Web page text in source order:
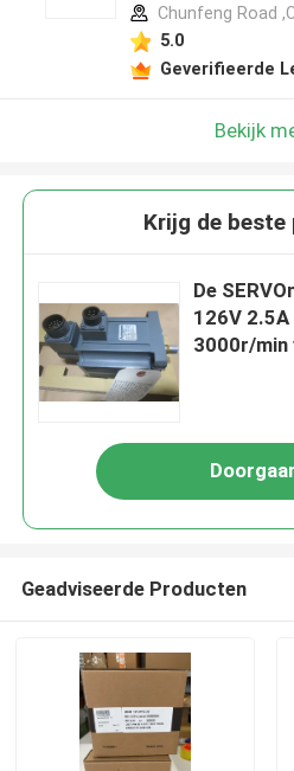
Chunfeng Road
5.0
Geverifieerde
Bekijk
Krijg de beste
De
126V 2.5A
3000r/min
Geadviseerde Producten